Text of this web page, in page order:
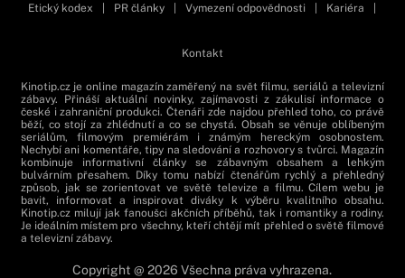
Etický kodex PR články Vymezení odpovědnosti Kariéra
Kontakt
Kinotip.cz je online magazín zaměřený na svět filmu, seriálů a televizní
zábavy. Přináší aktuální novinky, zajímavosti z zákulisí informace o
české i zahraniční produkci. Čtenáři zde najdou přehled toho, co právě
běží, co stojí za zhlédnutí a co se chystá. Obsah se věnuje oblíbeným
seriálům, filmovým premiérám i známým hereckým osobnostem.
Nechybí ani komentáře, tipy na sledování a rozhovory s tvůrci. Magazín
kombinuje informativní články se zábavným obsahem a lehkým
bulvárním přesahem. Díky tomu nabízí čtenářům rychlý a přehledný
způsob, jak se zorientovat ve světě televize a filmu. Cílem webu je
bavit, informovat a inspirovat diváky k výběru kvalitního obsahu.
Kinotip.cz milují jak fanoušci akčních příběhů, tak i romantiky a rodiny.
Je ideálním místem pro všechny, kteří chtějí mít přehled o světě filmové
a televizní zábavy.
Copyright @ 2026 Všechna práva vyhrazena.